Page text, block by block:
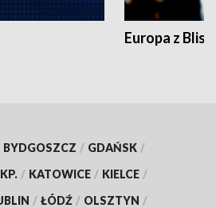
Europa z
BYDGOSZCZ / GDAŃSK /
/ KATOWICE / KIELCE /
/ ŁÓDŹ / OLSZTYN /